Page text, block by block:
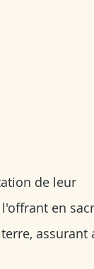
de leur
en
assurant